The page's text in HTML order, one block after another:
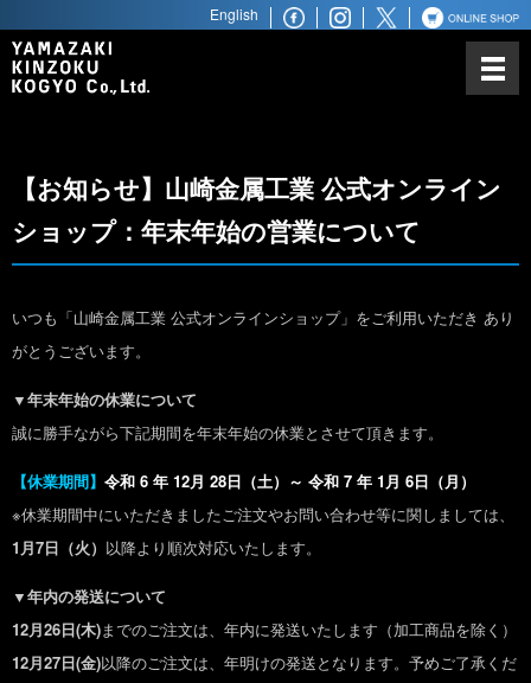
山崎金属工業について
世界最高水準の品質
世界へ広がるビジネスパートナ
ー
商品ラインアップ
English
【お知らせ】山崎金属工業 公式オンライン
ショップ：年末年始の営業について
いつも「山崎金属工業 公式オンラインショップ」をご利用いただき あり
がとうございます。
▼年末年始の休業について
誠に勝手ながら下記期間を年末年始の休業とさせて頂きます。
【休業期間】 令和 6 年 12月 28日（土）～ 令和 7 年 1月 6日（月）
※休業期間中にいただきましたご注文やお問い合わせ等に関しましては、
1月7日（火） 以降より順次対応いたします。
▼年内の発送について
12月26日(木)までのご注文は、年内に発送いたします（加工商品を除く）
12月27日(金)以降のご注文は、年明けの発送となります。予めご了承くだ